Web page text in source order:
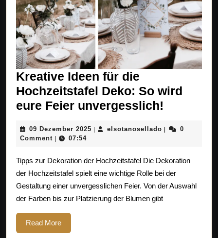
Kreative Ideen für die
Hochzeitstafel Deko: So wird
eure Feier unvergesslich!
für
Deko:
So
09 Dezember 2025 09
elsotanosellado elsotanosellado
0
Comment
07:54
Tipps zur Dekoration der Hochzeitstafel Die Dekoration
der Hochzeitstafel spielt eine wichtige Rolle bei der
Gestaltung einer unvergesslichen Feier. Von der Auswahl
der Farben bis zur Platzierung der Blumen gibt
Read MoreRead
More